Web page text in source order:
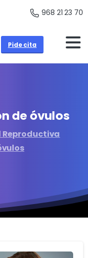
968 21 23 70
Pide cita
de óvulos
Reproductiva